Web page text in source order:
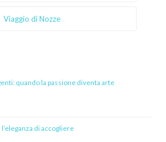
Viaggio di Nozze
quando la passione diventa arte
l’eleganza di accogliere